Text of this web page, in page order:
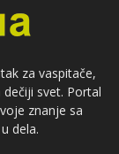
za vaspitače,
svet. Portal
znanje sa
dela.